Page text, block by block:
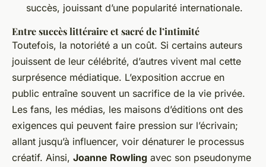
succès, jouissant d’une popularité internationale.
Entre succès littéraire et sacré de l’intimité
Toutefois, la notoriété a un coût. Si certains auteurs
jouissent de leur célébrité, d’autres vivent mal cette
surprésence médiatique. L’exposition accrue en
public entraîne souvent un sacrifice de la vie privée.
Les fans, les médias, les maisons d’éditions ont des
exigences qui peuvent faire pression sur l’écrivain;
allant jusqu’à influencer, voir dénaturer le processus
créatif. Ainsi, Joanne Rowling avec son pseudonyme